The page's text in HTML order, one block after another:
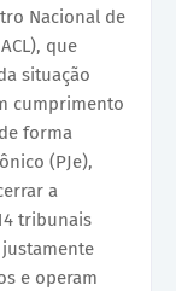
Nacional de
que
situação
cumprimento
forma
(PJe),
a
tribunais
e operam